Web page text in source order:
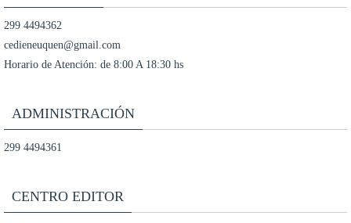
299 4494362
cedieneuquen@gmail.com
Horario de Atención: de 8:00 A 18:30 hs
ADMINISTRACIÓN
299 4494361
CENTRO EDITOR